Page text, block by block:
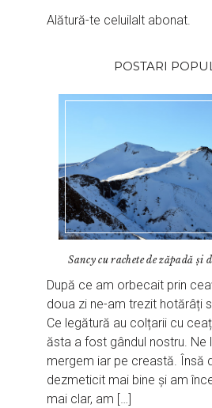
Alătură-te celuilalt abonat.
POSTARI
Sancy cu rachete de zăpadă și
După ce am orbecait prin
doua zi ne-am trezit hotărâți
Ce legătură au colțarii cu
ăsta a fost gândul nostru. Ne
mergem iar pe creastă. Însă
dezmeticit mai bine și am
mai clar, am […]